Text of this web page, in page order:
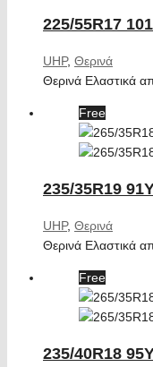
225/55R17
UHP, Θερινά
Θερινά Ελαστικά
Free
235/35R19
UHP, Θερινά
Θερινά Ελαστικά
Free
235/40R18